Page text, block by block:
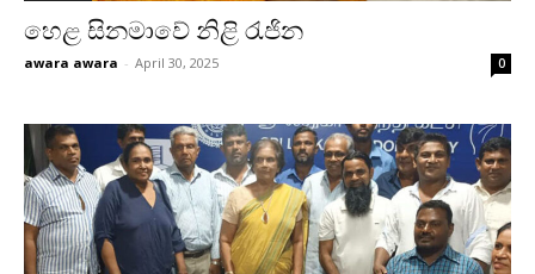
හෙළ සිනමාවේ නිළි රැජින
awara awara - April 30, 2025 0